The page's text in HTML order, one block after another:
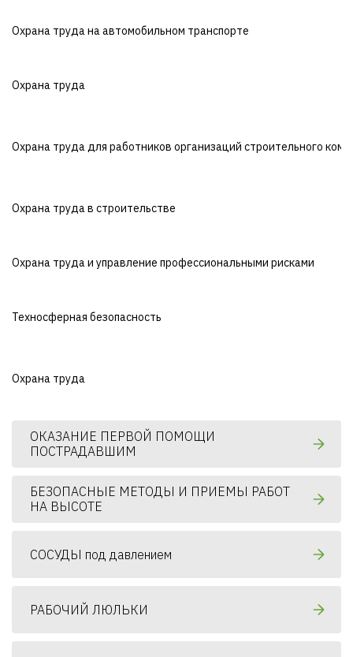
Охрана труда на автомобильном транспорте
Охрана труда
Охрана труда для работников организаций строительного
Охрана труда в строительстве
Охрана труда и управление профессиональными рисками
Техносферная безопасность
Охрана труда
ОКАЗАНИЕ ПЕРВОЙ ПОМОЩИ
ПОСТРАДАВШИМ
БЕЗОПАСНЫЕ МЕТОДЫ И ПРИЕМЫ РАБОТ
НА ВЫСОТЕ
СОСУДЫ под давлением
РАБОЧИЙ ЛЮЛЬКИ